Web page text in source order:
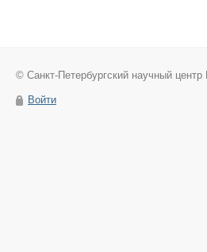
© Санкт-Петербургский научный
Войти